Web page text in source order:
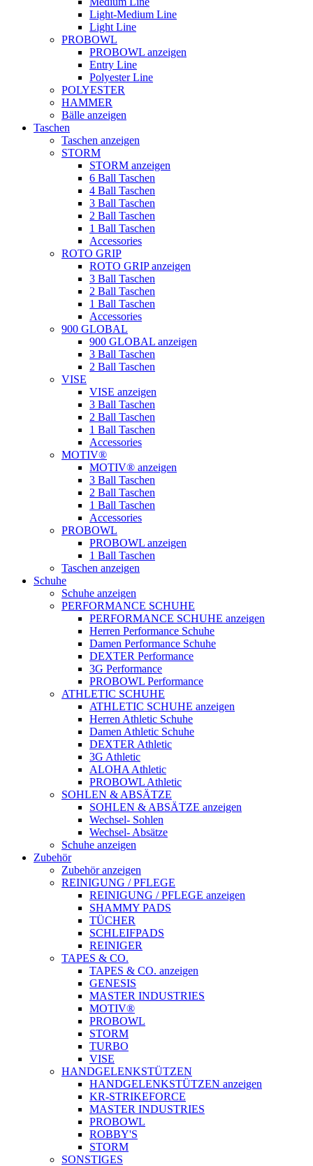
Light-Medium Line
Light Line
PROBOWL
PROBOWL anzeigen
Entry Line
Polyester Line
POLYESTER
HAMMER
Bälle anzeigen
Taschen
Taschen anzeigen
STORM
STORM anzeigen
6 Ball Taschen
4 Ball Taschen
3 Ball Taschen
2 Ball Taschen
1 Ball Taschen
Accessories
ROTO GRIP
ROTO GRIP anzeigen
3 Ball Taschen
2 Ball Taschen
1 Ball Taschen
Accessories
900 GLOBAL
900 GLOBAL anzeigen
3 Ball Taschen
2 Ball Taschen
VISE
VISE anzeigen
3 Ball Taschen
2 Ball Taschen
1 Ball Taschen
Accessories
MOTIV®
MOTIV® anzeigen
3 Ball Taschen
2 Ball Taschen
1 Ball Taschen
Accessories
PROBOWL
PROBOWL anzeigen
1 Ball Taschen
Taschen anzeigen
Schuhe
Schuhe anzeigen
PERFORMANCE SCHUHE
PERFORMANCE SCHUHE anzeigen
Herren Performance Schuhe
Damen Performance Schuhe
DEXTER Performance
3G Performance
PROBOWL Performance
ATHLETIC SCHUHE
ATHLETIC SCHUHE anzeigen
Herren Athletic Schuhe
Damen Athletic Schuhe
DEXTER Athletic
3G Athletic
ALOHA Athletic
PROBOWL Athletic
SOHLEN & ABSÄTZE
SOHLEN & ABSÄTZE anzeigen
Wechsel- Sohlen
Wechsel- Absätze
Schuhe anzeigen
Zubehör
Zubehör anzeigen
REINIGUNG / PFLEGE
REINIGUNG / PFLEGE anzeigen
SHAMMY PADS
TÜCHER
SCHLEIFPADS
REINIGER
TAPES & CO.
TAPES & CO. anzeigen
GENESIS
MASTER INDUSTRIES
MOTIV®
PROBOWL
STORM
TURBO
VISE
HANDGELENKSTÜTZEN
HANDGELENKSTÜTZEN anzeigen
KR-STRIKEFORCE
MASTER INDUSTRIES
PROBOWL
ROBBY'S
STORM
SONSTIGES